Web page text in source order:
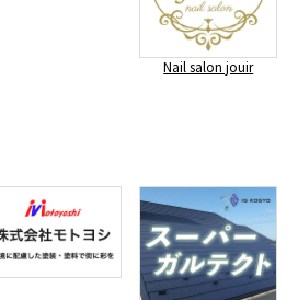
Nail salon jouir